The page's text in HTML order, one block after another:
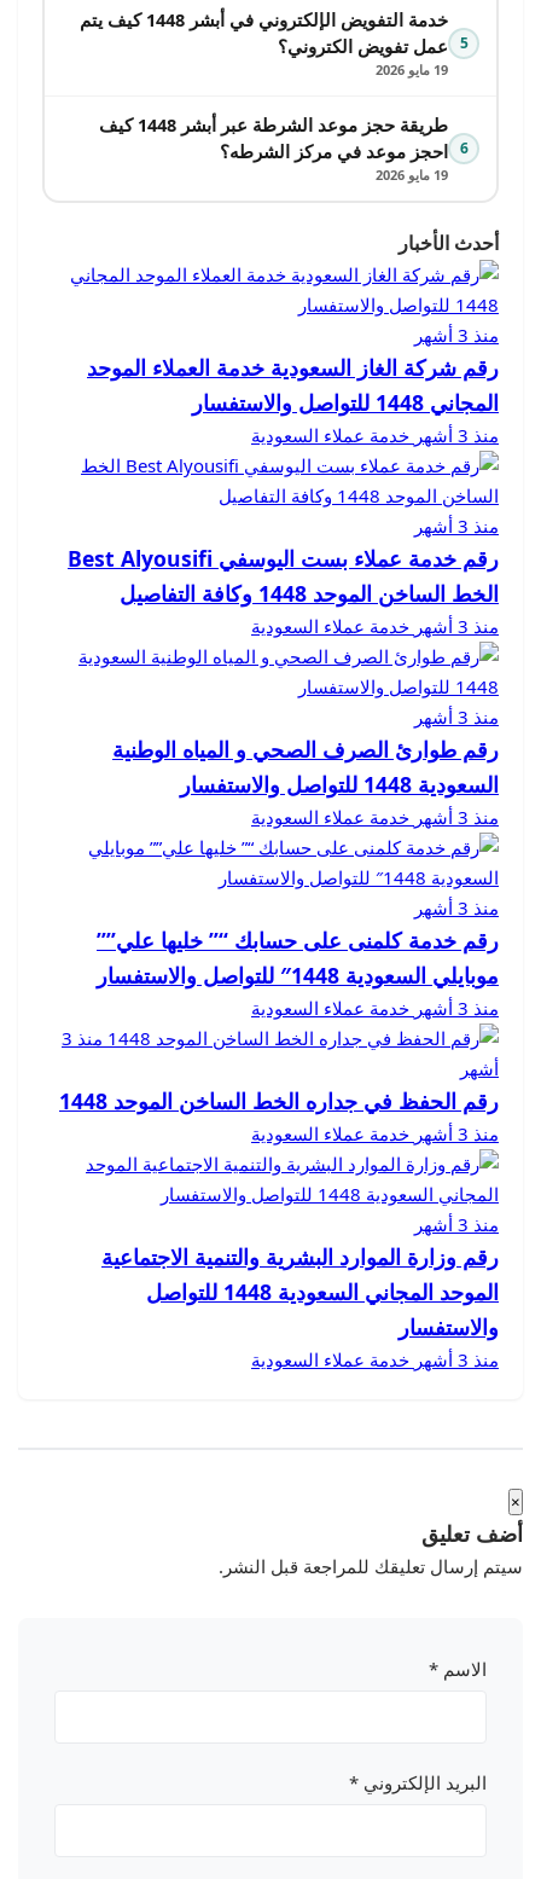
خدمة التفويض الإلكتروني في أبشر 1448 كيف يتم
عمل تفويض الكتروني؟
طريقة حجز موعد الشرطة عبر أبشر 1448 كيف
احجز موعد في مركز الشرطه؟
أحدث الأخبار
رقم شركة الغاز السعودية خدمة العملاء الموحد
المجاني 1448 للتواصل والاستفسار
خدمة عملاء السعودية
رقم خدمة عملاء بست اليوسفي Best Alyousifi
الخط الساخن الموحد 1448 وكافة التفاصيل
خدمة عملاء السعودية
رقم طوارئ الصرف الصحي و المياه الوطنية
السعودية 1448 للتواصل والاستفسار
خدمة عملاء السعودية
رقم خدمة كلمنى على حسابك “” خليها علي””
موبايلي السعودية 1448″ للتواصل والاستفسار
خدمة عملاء السعودية
منذ 3
رقم الحفظ في جداره الخط الساخن الموحد 1448
خدمة عملاء السعودية
رقم وزارة الموارد البشرية والتنمية الاجتماعية
الموحد المجاني السعودية 1448 للتواصل
والاستفسار
خدمة عملاء السعودية
تعليق
إرسال تعليقك للمراجعة قبل النشر.
الاسم*
البريد الإلكتروني*